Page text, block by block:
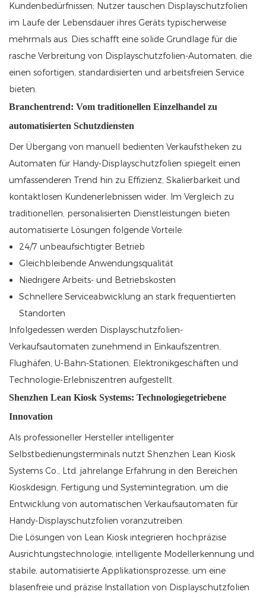
Kundenbedürfnissen; Nutzer tauschen Displayschutzfolien
im Laufe der Lebensdauer ihres Geräts typischerweise
mehrmals aus. Dies schafft eine solide Grundlage für die
rasche Verbreitung von Displayschutzfolien-Automaten, die
einen sofortigen, standardisierten und arbeitsfreien Service
bieten.
Branchentrend: Vom traditionellen Einzelhandel zu
automatisierten Schutzdiensten
Der Übergang von manuell bedienten Verkaufstheken zu
Automaten für Handy-Displayschutzfolien spiegelt einen
umfassenderen Trend hin zu Effizienz, Skalierbarkeit und
kontaktlosen Kundenerlebnissen wider. Im Vergleich zu
traditionellen, personalisierten Dienstleistungen bieten
automatisierte Lösungen folgende Vorteile:
24/7 unbeaufsichtigter Betrieb
Gleichbleibende Anwendungsqualität
Niedrigere Arbeits- und Betriebskosten
Schnellere Serviceabwicklung an stark frequentierten
Standorten
Infolgedessen werden Displayschutzfolien-
Verkaufsautomaten zunehmend in Einkaufszentren,
Flughäfen, U-Bahn-Stationen, Elektronikgeschäften und
Technologie-Erlebniszentren aufgestellt.
Shenzhen Lean Kiosk Systems: Technologiegetriebene
Innovation
Als professioneller Hersteller intelligenter
Selbstbedienungsterminals nutzt Shenzhen Lean Kiosk
Systems Co., Ltd. jahrelange Erfahrung in den Bereichen
Kioskdesign, Fertigung und Systemintegration, um die
Entwicklung von automatischen Verkaufsautomaten für
Handy-Displayschutzfolien voranzutreiben.
Die Lösungen von Lean Kiosk integrieren hochpräzise
Ausrichtungstechnologie, intelligente Modellerkennung und
stabile, automatisierte Applikationsprozesse, um eine
blasenfreie und präzise Installation von Displayschutzfolien